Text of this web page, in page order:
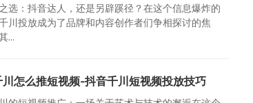
选：抖音达人，还是另辟蹊径？在这个信息爆炸的
川投放成为了品牌和内容创作者们争相探讨的焦
...
川怎么推短视频-抖音千川短视频投放技巧